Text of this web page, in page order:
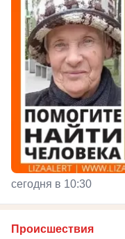
сегодня в 10:30
Происшествия